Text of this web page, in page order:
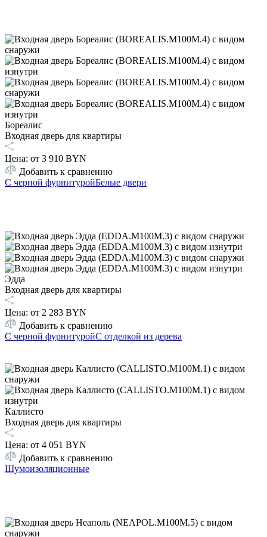
Бореалис
Входная дверь для квартиры
Цена: от 3 910 BYN
Добавить к сравнению
С черной фурнитуройБелые двери
Эдда
Входная дверь для квартиры
Цена: от 2 283 BYN
Добавить к сравнению
С черной фурнитуройС отделкой из дерева
Каллисто
Входная дверь для квартиры
Цена: от 4 051 BYN
Добавить к сравнению
Шумоизоляционные